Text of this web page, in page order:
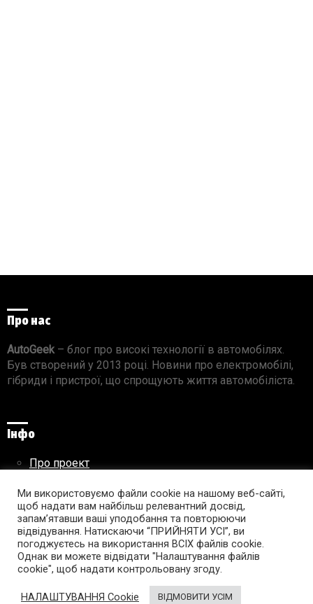
Про нас
AutoGeek– блог про високі технології в автомобілях.
Був створений у 2013 році. Новини про електромобілі,
гібриди і пристрої, що спрощують життя автомобіліста.
Інфо
Про проект
Правила використання матеріалів
Підпишись на AutoGeek!
facebooktwitter instagramyoutube tumblr linkedin
Ми використовуємо файли cookie на нашому веб-сайті,
щоб надати вам найбільш релевантний досвід,
запам’ятавши ваші уподобання та повторюючи
відвідування. Натискаючи “ПРИЙНЯТИ УСІ”, ви
погоджуєтесь на використання ВСІХ файлів cookie.
Однак ви можете відвідати "Налаштування файлів
cookie", щоб надати контрольовану згоду.
НАЛАШТУВАННЯ Cookie ВІДМОВИТИ УСІМ